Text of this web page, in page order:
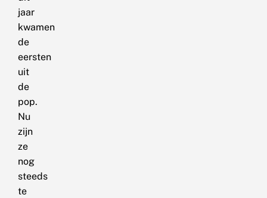
jaar
kwamen
de
eersten
uit
de
pop.
Nu
zijn
ze
nog
steeds
te